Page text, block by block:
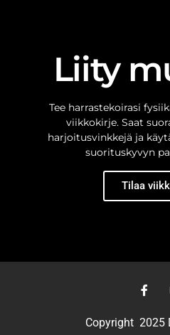
Liity
Tee harrastekoirasi
viikkokirje. Saat
harjoitusvinkkejä ja
suorituskyvyn
Tilaa
Copyright 2025